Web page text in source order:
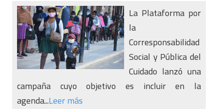
La Plataforma por
la
Corresponsabilidad
Social y Pública del
Cuidado lanzó una
campaña cuyo objetivo es incluir en la
agenda...Leer más